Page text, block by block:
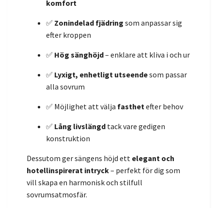
komfort
✅ Zonindelad fjädring som anpassar sig
efter kroppen
✅ Hög sänghöjd– enklare att kliva i och ur
✅ Lyxigt, enhetligt utseendesom passar
alla sovrum
✅ Möjlighet att välja fasthetefter behov
✅ Lång livslängd tack vare gedigen
konstruktion
Dessutom ger sängens höjd ett elegant och
hotellinspirerat intryck– perfekt för dig som
vill skapa en harmonisk och stilfull
sovrumsatmosfär.